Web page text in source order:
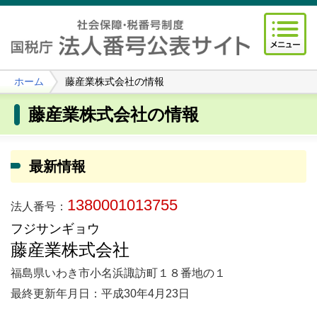
ホーム 藤産業株式会社の情報
藤産業株式会社の情報
最新情報
法人番号： 1380001013755
フジサンギョウ
藤産業株式会社
福島県いわき市小名浜諏訪町１８番地の１
最終更新年月日：平成30年4月23日